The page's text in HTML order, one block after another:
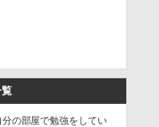
の部屋で勉強をしてい